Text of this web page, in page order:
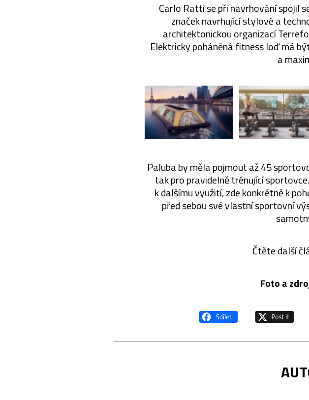
Carlo Ratti se při navrhování spojil
značek navrhující stylové a
architektonickou organizací
Elektricky poháněná fitness loď má
a
Paluba by měla pojmout až 45
tak pro pravidelně trénující
k dalšímu využití, zde konkrétně k
před sebou své vlastní sportovní
Čtěte další
Foto a